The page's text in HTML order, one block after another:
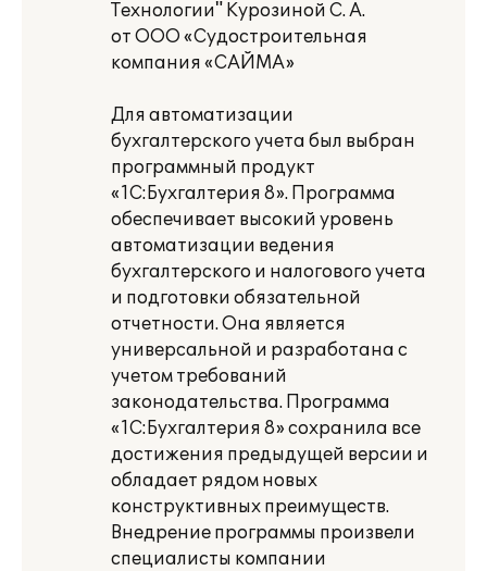
Технологии" Курозиной С. А.
от ООО «Судостроительная
компания «САЙМА»
Для автоматизации
бухгалтерского учета был выбран
программный продукт
«1С:Бухгалтерия 8». Программа
обеспечивает высокий уровень
автоматизации ведения
бухгалтерского и налогового учета
и подготовки обязательной
отчетности. Она является
универсальной и разработана с
учетом требований
законодательства. Программа
«1С:Бухгалтерия 8» сохранила все
достижения предыдущей версии и
обладает рядом новых
конструктивных преимуществ.
Внедрение программы произвели
специалисты компании